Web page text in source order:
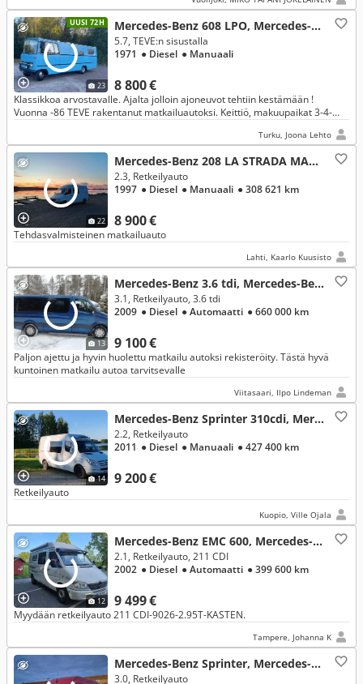
UUSI 72H
23
Mercedes-Benz 608 LPO, Mercedes-Benz
8 800 €
5.7, TEVE:n sisustalla
1971 ● Diesel ● Manuaali
Klassikkoa arvostavalle. Ajalta jolloin ajoneuvot tehtiin kestämään !
Vuonna -86 TEVE rakentanut matkailuautoksi. Keittiö, makuupaikat 3-4-
Turku, Joona Lehto
22
Mercedes-Benz 208 LA STRADA MAGELLEN 2.3, Mercedes-Benz
8 900 €
2.3, Retkeilyauto
1997 ● Diesel ● Manuaali ● 308 621 km
Tehdasvalmisteinen matkailuauto
Lahti, Kaarlo Kuusisto
13
Mercedes-Benz 3.6 tdi, Mercedes-Benz
9 100 €
3.1, Retkeilyauto, 3.6 tdi
2009 ● Diesel ● Automaatti ● 660 000 km
Paljon ajettu ja hyvin huolettu matkailu autoksi rekisteröity. Tästä hyvä
kuntoinen matkailu autoa tarvitsevalle
Viitasaari, Ilpo Lindeman
14
Mercedes-Benz Sprinter 310cdi, Mercedes-Benz
9 200 €
2.2, Retkeilyauto
2011 ● Diesel ● Manuaali ● 427 400 km
Retkeilyauto
Kuopio, Ville Ojala
12
Mercedes-Benz EMC 600, Mercedes-Benz
9 499 €
2.1, Retkeilyauto, 211 CDI
2002 ● Diesel ● Automaatti ● 399 600 km
Myydään retkeilyauto 211 CDI-9026-2.95T-KASTEN.
Tampere, Johanna K
Mercedes-Benz Sprinter, Mercedes-Benz
3.0, Retkeilyauto